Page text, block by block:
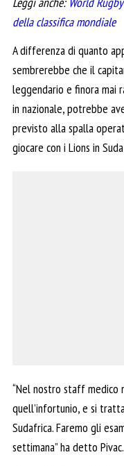
della classifica mondiale
A differenza di quanto
sembrerebbe che il
leggendario e finora mai
in nazionale, potrebbe
previsto alla spalla
giocare con i Lions in
“Nel nostro staff medico
quell’infortunio, e si
Sudafrica. Faremo gli
settimana” ha detto Pivac.